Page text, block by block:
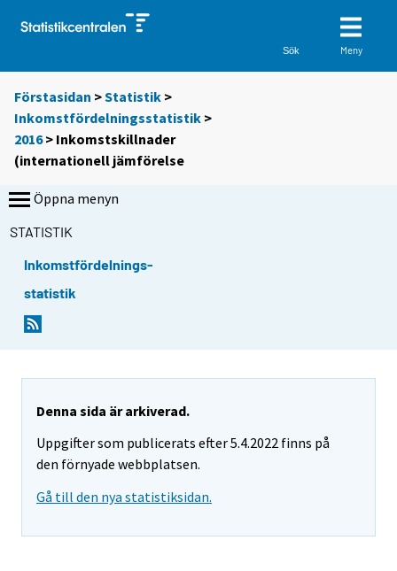
Sök Meny
Förstasidan >Statistik >
Inkomstfördelningsstatistik >
2016> Inkomstskillnader
(internationell jämförelse
Öppna menyn
STATISTIK
Inkomstfördelnings-
statistik
Denna sida är arkiverad.
Uppgifter som publicerats efter 5.4.2022 finns på
den förnyade webbplatsen.
Gå till den nya statistiksidan.